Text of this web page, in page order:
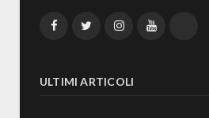
FacebookTwitterInstagramYouTube
ULTIMI ARTICOLI